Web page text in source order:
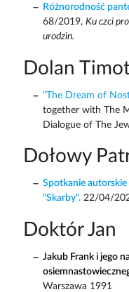
Różnorodność
68/2019, Ku czci
urodzin.
Dolan
"The Dream of
together with The
Dialogue of The
Dołowy
Spotkanie autorskie
"Skarby".22/04/
Doktór Jan
Jakub Frank i jego
Warszawa 1991